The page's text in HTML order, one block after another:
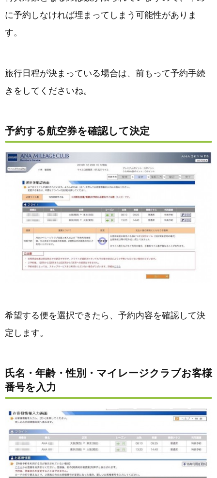
に予約しなければ埋まってしまう可能性がありま
す。
旅行日程が決まっている場合は、前もって予約手続
きをしてくださいね。
予約する航空券を確認して決定
希望する便を選択できたら、予約内容を確認して決
定します。
氏名・年齢・性別・マイレージクラブお客様
番号を入力